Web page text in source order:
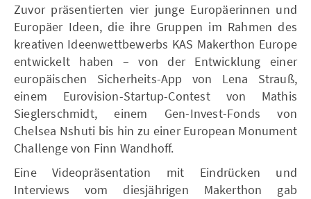
Zuvor präsentierten vier junge Europäerinnen und
Europäer Ideen, die ihre Gruppen im Rahmen des
kreativen Ideenwettbewerbs KAS Makerthon Europe
entwickelt haben – von der Entwicklung einer
europäischen Sicherheits-App von Lena Strauß,
einem Eurovision-Startup-Contest von Mathis
Sieglerschmidt, einem Gen-Invest-Fonds von
Chelsea Nshuti bis hin zu einer European Monument
Challenge von Finn Wandhoff.
Eine Videopräsentation mit Eindrücken und
Interviews vom diesjährigen Makerthon gab